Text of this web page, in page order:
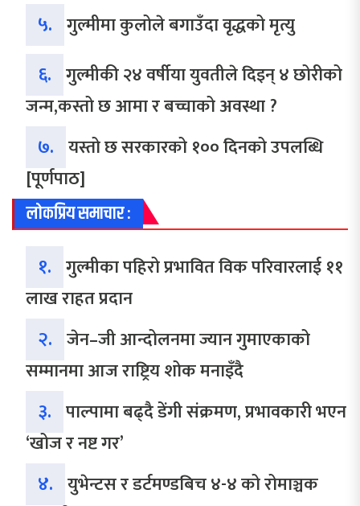
५. गुल्मीमा कुलोले बगाउँदा वृद्धको मृत्यु
६. गुल्मीकी २४ वर्षीया युवतीले दिइन् ४ छोरीको
जन्म,कस्तो छ आमा र बच्चाको अवस्था ?
७. यस्तो छ सरकारको १०० दिनको उपलब्धि
[पूर्णपाठ]
लोकप्रिय समाचार :
१. गुल्मीका पहिरो प्रभावित विक परिवारलाई ११
लाख राहत प्रदान
२. जेन–जी आन्दोलनमा ज्यान गुमाएकाको
सम्मानमा आज राष्ट्रिय शोक मनाइँदै
३. पाल्पामा बढ्दै डेंगी संक्रमण, प्रभावकारी भएन
‘खोज र नष्ट गर’
४. युभेन्टस र डर्टमण्डबिच ४-४ को रोमाञ्चक